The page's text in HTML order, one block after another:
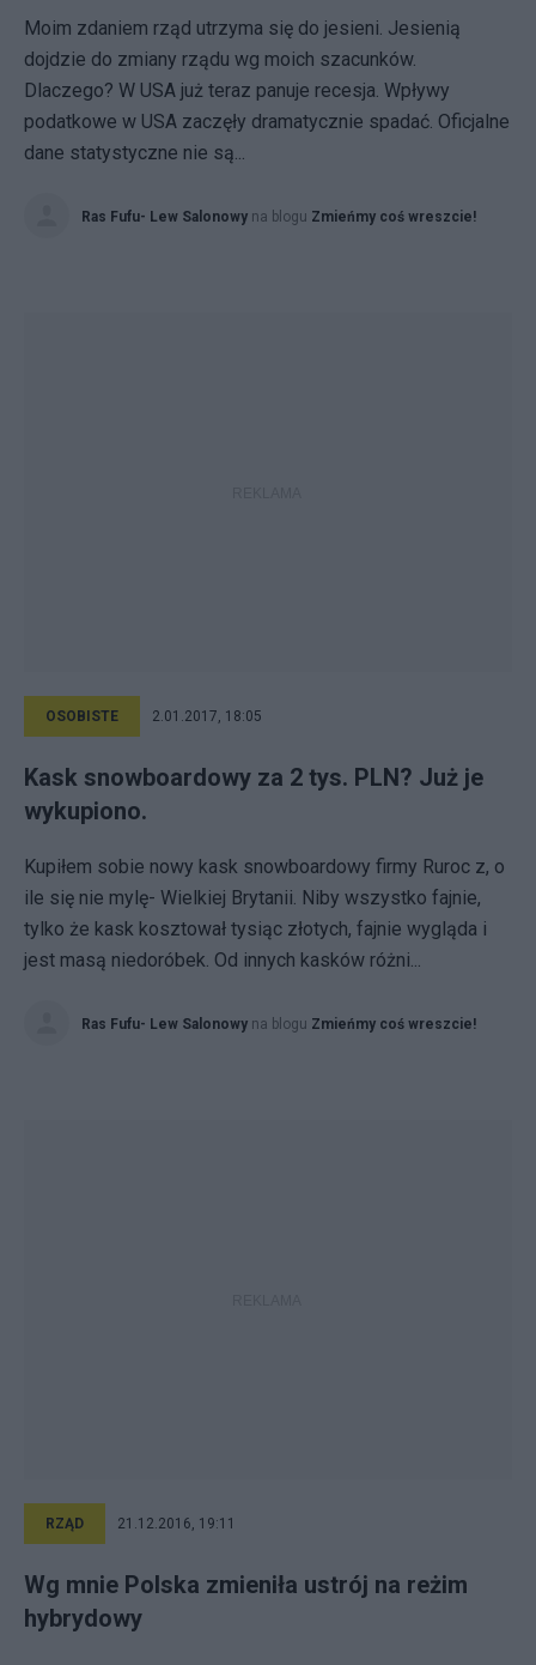
Moim zdaniem rząd utrzyma się do jesieni. Jesienią
dojdzie do zmiany rządu wg moich szacunków.
Dlaczego? W USA już teraz panuje recesja. Wpływy
podatkowe w USA zaczęły dramatycznie spadać. Oficjalne
dane statystyczne nie są...
Ras Fufu- Lew Salonowy na blogu Zmieńmy coś wreszcie!
OSOBISTE 2.01.2017, 18:05
Kask snowboardowy za 2 tys. PLN? Już je
wykupiono.
Kupiłem sobie nowy kask snowboardowy firmy Ruroc z, o
ile się nie mylę- Wielkiej Brytanii. Niby wszystko fajnie,
tylko że kask kosztował tysiąc złotych, fajnie wygląda i
jest masą niedoróbek. Od innych kasków różni...
Ras Fufu- Lew Salonowy na blogu Zmieńmy coś wreszcie!
RZĄD 21.12.2016, 19:11
Wg mnie Polska zmieniła ustrój na reżim
hybrydowy